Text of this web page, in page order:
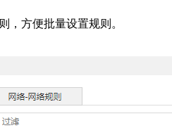
，方便批量设置规则。